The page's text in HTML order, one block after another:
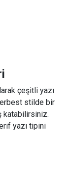
çeşitli yazı
stilde bir
katabilirsiniz.
yazı tipini